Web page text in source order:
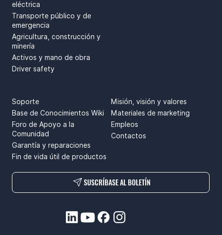
eléctrica
Transporte público y de
emergencia
Agricultura, construcción y
minería
Activos y mano de obra
Driver safety
Misión, visión y valores
Materiales de marketing
Empleos
Contactos
Soporte
Base de Conocimientos Wiki
Foro de Apoyo a la
Comunidad
Garantía y reparaciones
Fin de vida útil de productos
SUSCRÍBASE AL BOLETÍN